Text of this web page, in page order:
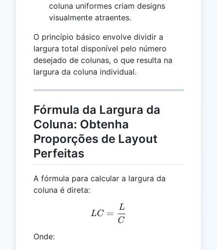
coluna uniformes criam designs
visualmente atraentes.
O princípio básico envolve dividir a
largura total disponível pelo número
desejado de colunas, o que resulta na
largura da coluna individual.
Fórmula da Largura da
Coluna: Obtenha
Proporções de Layout
Perfeitas
A fórmula para calcular a largura da
coluna é direta:
LC = \frac{L}{C}
LC =
C
L
Onde: